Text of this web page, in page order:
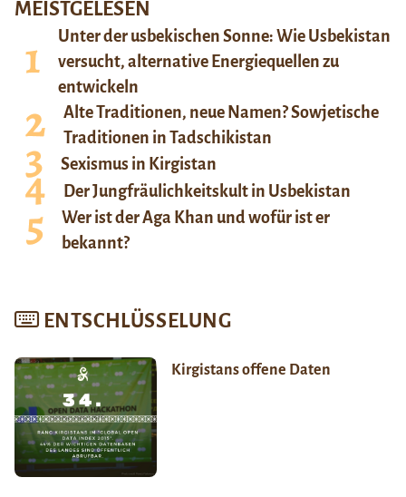
MEISTGELESEN
Unter der usbekischen Sonne: Wie Usbekistan
versucht, alternative Energiequellen zu
entwickeln
Alte Traditionen, neue Namen? Sowjetische
Traditionen in Tadschikistan
Sexismus in Kirgistan
Der Jungfräulichkeitskult in Usbekistan
Wer ist der Aga Khan und wofür ist er
bekannt?
ENTSCHLÜSSELUNG
Kirgistans offene Daten